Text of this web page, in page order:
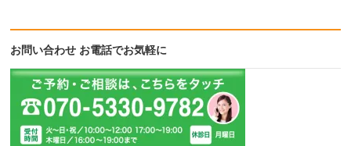
お問い合わせ お電話でお気軽に